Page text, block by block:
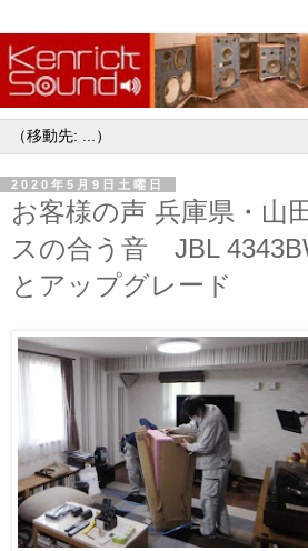
2020年5月9日土曜日
お客様の声 兵庫県・
スの合う音 JBL
とアップグレード